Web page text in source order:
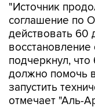
"Источник
соглашение по
действовать 60
подчеркнул,
должно помочь
запустить
отмечает "Аль-